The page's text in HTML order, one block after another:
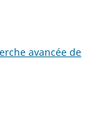
avancée de